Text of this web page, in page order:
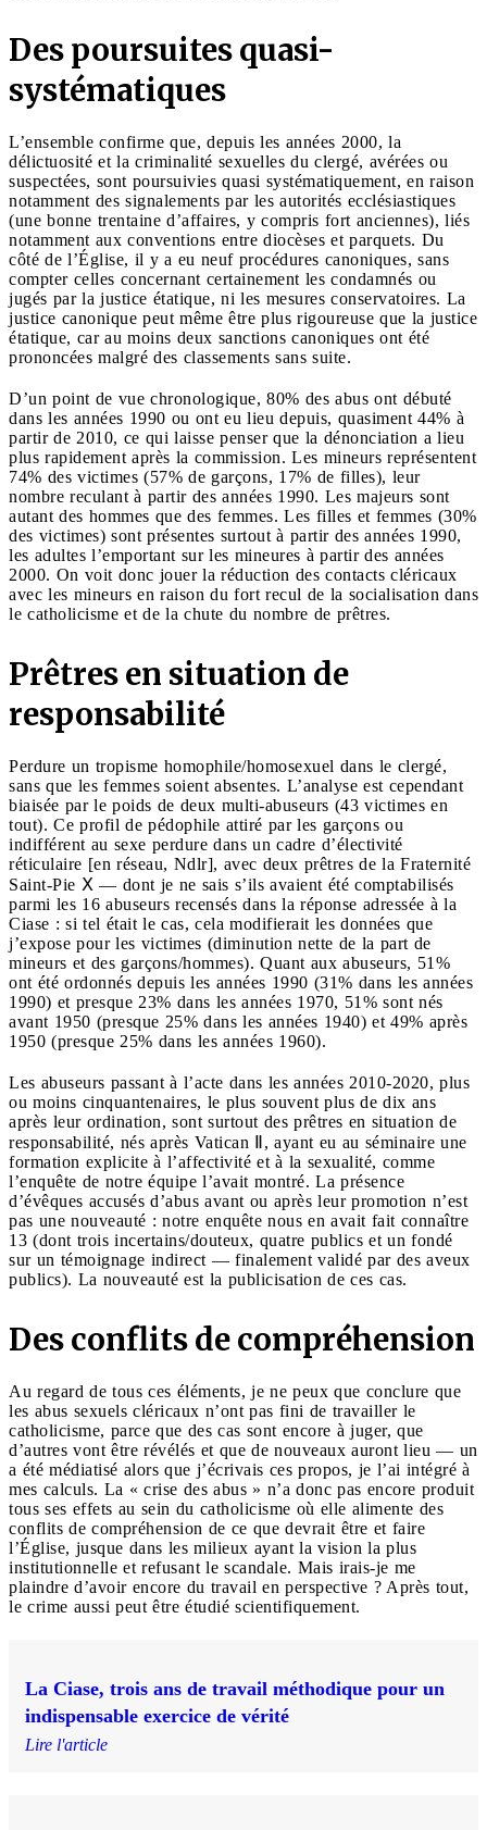
Des poursuites quasi-
systématiques
L’ensemble confirme que, depuis les années 2000, la
délictuosité et la criminalité sexuelles du clergé, avérées ou
suspectées, sont poursuivies quasi systématiquement, en raison
notamment des signalements par les autorités ecclésiastiques
(une bonne trentaine d’affaires, y compris fort anciennes), liés
notamment aux conventions entre diocèses et parquets. Du
côté de l’Église, il y a eu neuf procédures canoniques, sans
compter celles concernant certainement les condamnés ou
jugés par la justice étatique, ni les mesures conservatoires. La
justice canonique peut même être plus rigoureuse que la justice
étatique, car au moins deux sanctions canoniques ont été
prononcées malgré des classements sans suite.
D’un point de vue chronologique, 80% des abus ont débuté
dans les années 1990 ou ont eu lieu depuis, quasiment 44% à
partir de 2010, ce qui laisse penser que la dénonciation a lieu
plus rapidement après la commission. Les mineurs représentent
74% des victimes (57% de garçons, 17% de filles), leur
nombre reculant à partir des années 1990. Les majeurs sont
autant des hommes que des femmes. Les filles et femmes (30%
des victimes) sont présentes surtout à partir des années 1990,
les adultes l’emportant sur les mineures à partir des années
2000. On voit donc jouer la réduction des contacts cléricaux
avec les mineurs en raison du fort recul de la socialisation dans
le catholicisme et de la chute du nombre de prêtres.
Prêtres en situation de
responsabilité
Perdure un tropisme homophile/homosexuel dans le clergé,
sans que les femmes soient absentes. L’analyse est cependant
biaisée par le poids de deux multi-abuseurs (43 victimes en
tout). Ce profil de pédophile attiré par les garçons ou
indifférent au sexe perdure dans un cadre d’électivité
réticulaire [en réseau, Ndlr], avec deux prêtres de la Fraternité
Saint-Pie Ⅹ — dont je ne sais s’ils avaient été comptabilisés
parmi les 16 abuseurs recensés dans la réponse adressée à la
Ciase : si tel était le cas, cela modifierait les données que
j’expose pour les victimes (diminution nette de la part de
mineurs et des garçons/hommes). Quant aux abuseurs, 51%
ont été ordonnés depuis les années 1990 (31% dans les années
1990) et presque 23% dans les années 1970, 51% sont nés
avant 1950 (presque 25% dans les années 1940) et 49% après
1950 (presque 25% dans les années 1960).
Les abuseurs passant à l’acte dans les années 2010-2020, plus
ou moins cinquantenaires, le plus souvent plus de dix ans
après leur ordination, sont surtout des prêtres en situation de
responsabilité, nés après Vatican Ⅱ, ayant eu au séminaire une
formation explicite à l’affectivité et à la sexualité, comme
l’enquête de notre équipe l’avait montré. La présence
d’évêques accusés d’abus avant ou après leur promotion n’est
pas une nouveauté : notre enquête nous en avait fait connaître
13 (dont trois incertains/douteux, quatre publics et un fondé
sur un témoignage indirect — finalement validé par des aveux
publics). La nouveauté est la publicisation de ces cas.
Des conflits de compréhension
Au regard de tous ces éléments, je ne peux que conclure que
les abus sexuels cléricaux n’ont pas fini de travailler le
catholicisme, parce que des cas sont encore à juger, que
d’autres vont être révélés et que de nouveaux auront lieu — un
a été médiatisé alors que j’écrivais ces propos, je l’ai intégré à
mes calculs. La « crise des abus » n’a donc pas encore produit
tous ses effets au sein du catholicisme où elle alimente des
conflits de compréhension de ce que devrait être et faire
l’Église, jusque dans les milieux ayant la vision la plus
institutionnelle et refusant le scandale. Mais irais-je me
plaindre d’avoir encore du travail en perspective ? Après tout,
le crime aussi peut être étudié scientifiquement.
La Ciase, trois ans de travail méthodique pour un
indispensable exercice de vérité
Lire l'article